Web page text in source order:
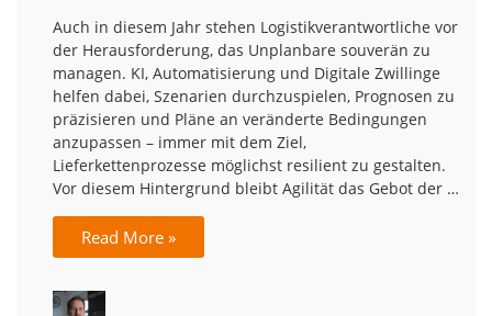
Auch in diesem Jahr stehen Logistikverantwortliche vor
der Herausforderung, das Unplanbare souverän zu
managen. KI, Automatisierung und Digitale Zwillinge
helfen dabei, Szenarien durchzuspielen, Prognosen zu
präzisieren und Pläne an veränderte Bedingungen
anzupassen – immer mit dem Ziel,
Lieferkettenprozesse möglichst resilient zu gestalten.
Vor diesem Hintergrund bleibt Agilität das Gebot der …
Read More »